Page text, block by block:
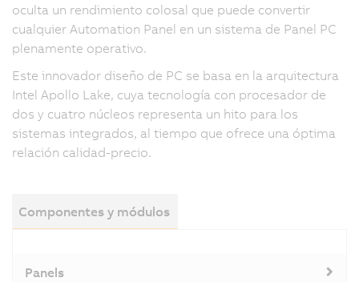
oculta un rendimiento colosal que puede convertir
cualquier Automation Panel en un sistema de Panel PC
plenamente operativo.
Este innovador diseño de PC se basa en la arquitectura
Intel Apollo Lake, cuya tecnología con procesador de
dos y cuatro núcleos representa un hito para los
sistemas integrados, al tiempo que ofrece una óptima
relación calidad-precio.
Componentes y módulos
Panels